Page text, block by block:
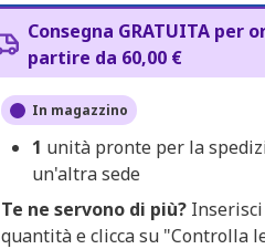
Consegna GRATUITA per
partire da 60,00 €
In magazzino
1 unità pronte per la
un'altra sede
Te ne servono di più?Inserisci
quantità e clicca su "Controlla